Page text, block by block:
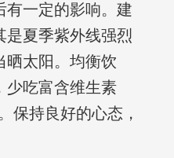
有一定的影响。建
是夏季紫外线强烈
晒太阳。均衡饮
少吃富含维生素
保持良好的心态，